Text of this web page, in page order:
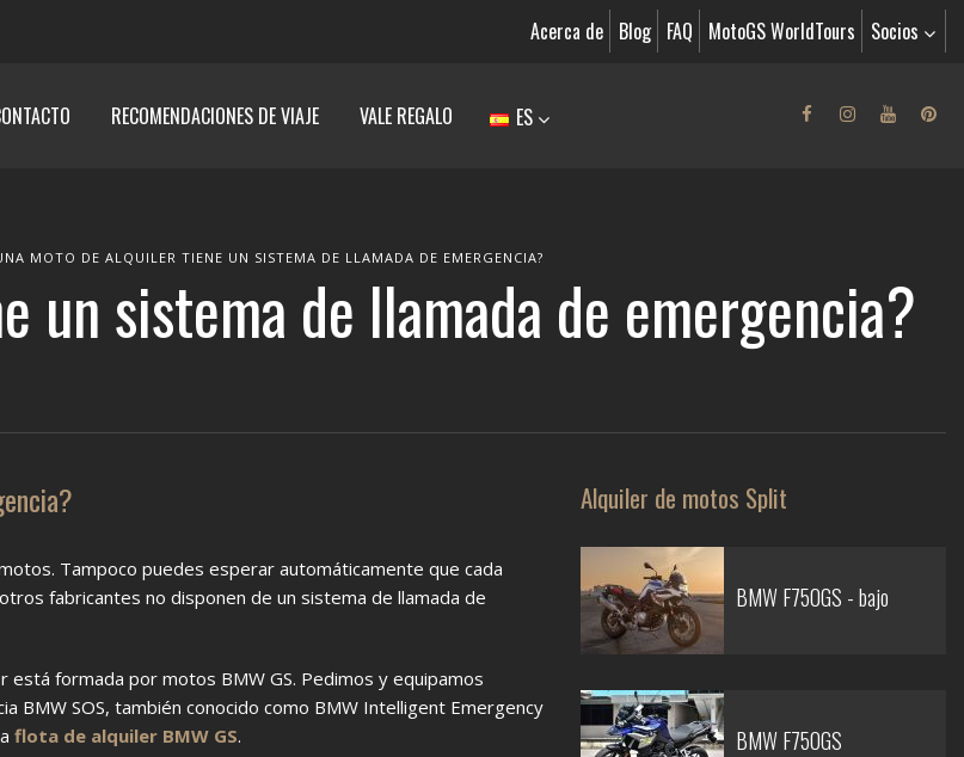
Acerca de Blog FAQ MotoGS WorldTours Socios
RECOMENDACIONES DE VIAJE VALE REGALO ES
MOTO DE ALQUILER TIENE UN SISTEMA DE LLAMADA DE EMERGENCIA?
un sistema de llamada de emergencia?
Tampoco puedes esperar automáticamente que cada
fabricantes no disponen de un sistema de llamada de
formada por motos BMW GS. Pedimos y equipamos
BMW SOS, también conocido como BMW Intelligent Emergency
flota de alquiler BMW GS.
Alquiler de motos Split
BMW F750GS - bajo
BMW F750GS